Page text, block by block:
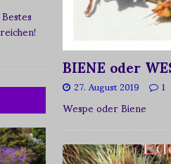
BIENE oder
27. August 2019 1
Wespe oder Biene